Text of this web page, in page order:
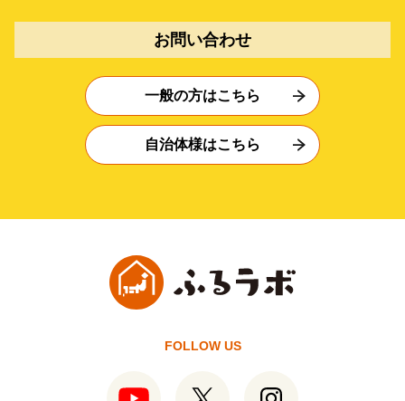
お問い合わせ
一般の方はこちら
自治体様はこちら
FOLLOW US